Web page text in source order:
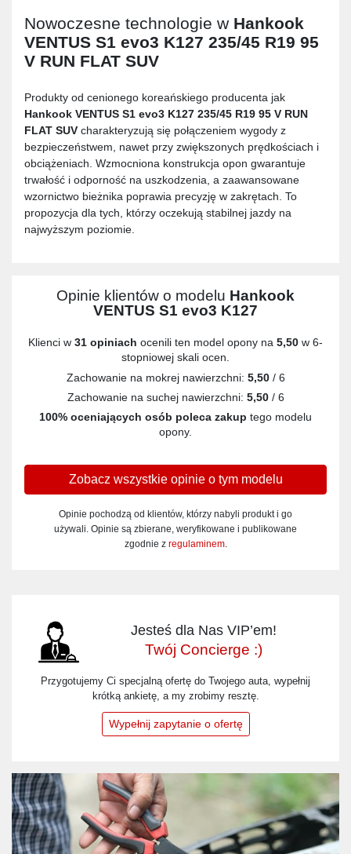
Nowoczesne technologie w Hankook
VENTUS S1 evo3 K127 235/45 R19 95
V RUN FLAT SUV
Produkty od cenionego koreańskiego producenta jak
Hankook VENTUS S1 evo3 K127 235/45 R19 95 V RUN
FLAT SUV charakteryzują się połączeniem wygody z
bezpieczeństwem, nawet przy zwiększonych prędkościach i
obciążeniach. Wzmocniona konstrukcja opon gwarantuje
trwałość i odporność na uszkodzenia, a zaawansowane
wzornictwo bieżnika poprawia precyzję w zakrętach. To
propozycja dla tych, którzy oczekują stabilnej jazdy na
najwyższym poziomie.
Opinie klientów o modelu Hankook
VENTUS S1 evo3 K127
Klienci w 31 opiniach ocenili ten model opony na 5,50 w 6-
stopniowej skali ocen.
Zachowanie na mokrej nawierzchni: 5,50/ 6
Zachowanie na suchej nawierzchni: 5,50/ 6
100% oceniających osób poleca zakup tego modelu
opony.
Zobacz wszystkie opinie o tym modelu
Opinie pochodzą od klientów, którzy nabyli produkt i go
używali. Opinie są zbierane, weryfikowane i publikowane
zgodnie z regulaminem.
Jesteś dla Nas VIP’em!
Twój Concierge :)
Przygotujemy Ci specjalną ofertę do Twojego auta, wypełnij
krótką ankietę, a my zrobimy resztę.
Wypełnij zapytanie o ofertę